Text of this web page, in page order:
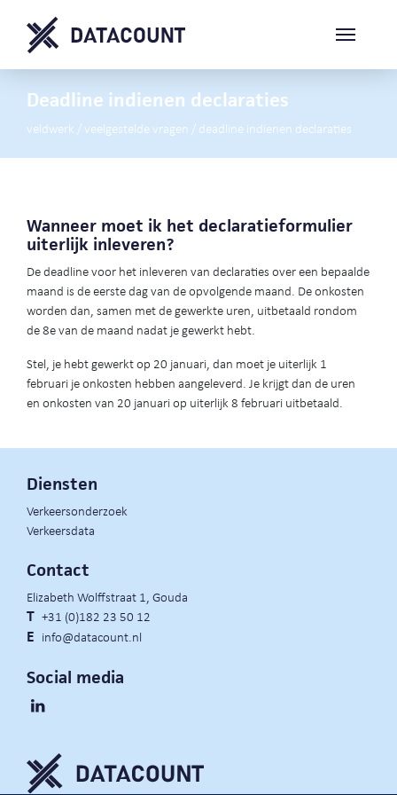
Deadline indienen declaraties
veldwerk /veelgestelde vragen / deadline indienen declaraties
Wanneer moet ik het declaratieformulier
uiterlijk inleveren?
De deadline voor het inleveren van declaraties over een bepaalde
maand is de eerste dag van de opvolgende maand. De onkosten
worden dan, samen met de gewerkte uren, uitbetaald rondom
de 8e van de maand nadat je gewerkt hebt.
Stel, je hebt gewerkt op 20 januari, dan moet je uiterlijk 1
februari je onkosten hebben aangeleverd. Je krijgt dan de uren
en onkosten van 20 januari op uiterlijk 8 februari uitbetaald.
Diensten
Verkeersonderzoek
Verkeersdata
Contact
Elizabeth Wolffstraat 1, Gouda
T +31 (0)182 23 50 12
E info@datacount.nl
Social media